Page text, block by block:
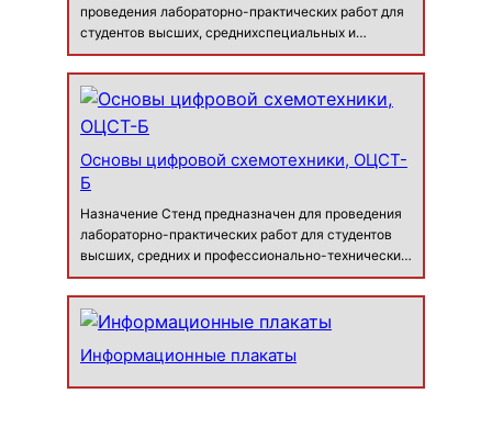
проведения лабораторно-практических работ для
студентов высших, среднихспециальных и
профессионально-технических заведений с целью
получения опыта и навыков построения
сетейпередачи данных на базе сетей бытового
Основы цифровой схемотехники, ОЦСТ-
Б
Назначение Стенд предназначен для проведения
лабораторно-практических работ для студентов
высших, средних и профессионально-технических
учебных заведений с целью получения знаний,
опыта и навыков работы с элементами цифровой
схемотехники. В процессе выпол…
Информационные плакаты